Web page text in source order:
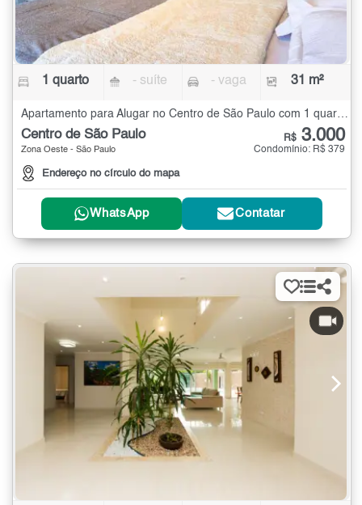
1 quarto - suíte - vaga 31 m²
Centro de São Paulo
Zona Oeste - São Paulo
Endereço no círculo do mapa
R$ 3.000
Condomínio: R$ 379
WhatsApp Contatar